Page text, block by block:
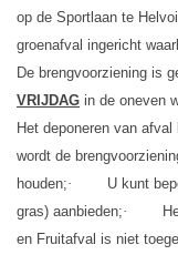
op de Sportlaan te
groenafval ingericht
De brengvoorziening is
VRIJDAG in de oneven
Het deponeren van
wordt de
houden;·
U kunt
gras) aanbieden;·
en Fruitafval is niet